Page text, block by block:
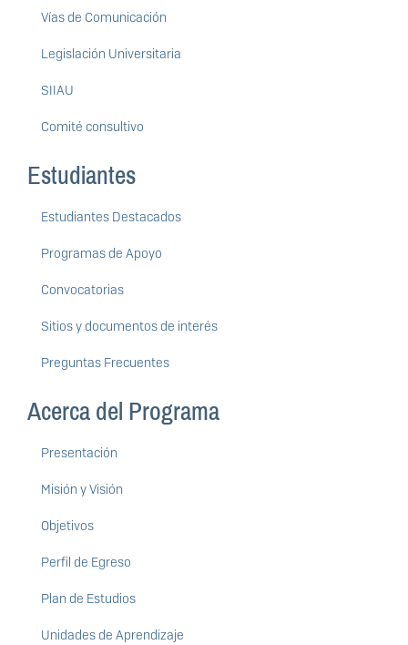
Vías de Comunicación
Legislación Universitaria
SIIAU
Comité consultivo
Estudiantes
Estudiantes Destacados
Programas de Apoyo
Convocatorias
Sitios y documentos de interés
Preguntas Frecuentes
Acerca del Programa
Presentación
Misión y Visión
Objetivos
Perfil de Egreso
Plan de Estudios
Unidades de Aprendizaje